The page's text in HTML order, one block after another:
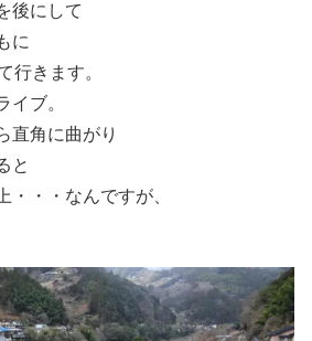
後にして
に
行きます。
イブ。
直角に曲がり
と
・・・なんですが、